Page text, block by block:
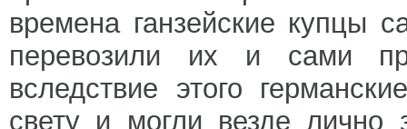
времена ганзейские купцы
перевозили их и сами
вследствие этого
свету и могли везде лично